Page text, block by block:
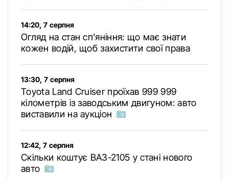
14:20, 7 серпня
Огляд на стан сп'яніння: що має знати
кожен водій, щоб захистити свої права
13:30, 7 серпня
Toyota Land Cruiser проїхав 999 999
кілометрів із заводським двигуном: авто
виставили на аукціон
12:42, 7 серпня
Скільки коштує ВАЗ-2105 у стані нового
авто